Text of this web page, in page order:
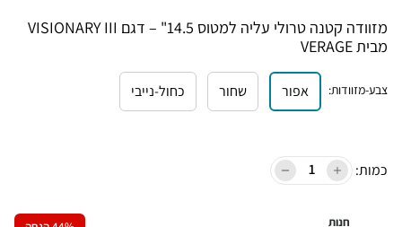
מזוודה קטנה טרולי עליה למטוס 14.5" – דגם VISIONARY III
מבית VERAGE
צבע-מזוודות: אפור שחור כחול-נייבי
כמות:
חנות